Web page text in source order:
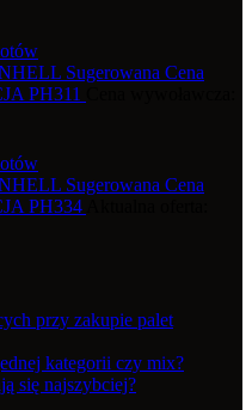
Sugerowana Cena
PH311
Sugerowana Cena
PH334
przy zakupie palet
kategorii czy mix?
się najszybciej?